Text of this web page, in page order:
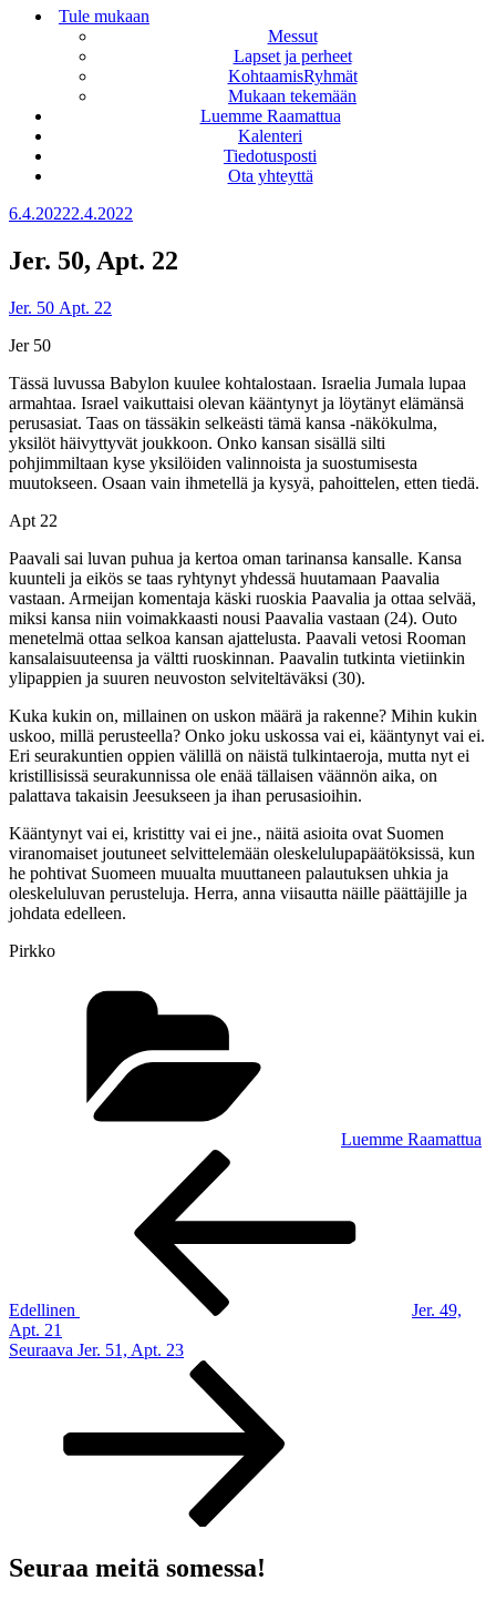
Tule mukaan
Messut
Lapset ja perheet
KohtaamisRyhmät
Mukaan tekemään
Luemme Raamattua
Kalenteri
Tiedotusposti
Ota yhteyttä
Julkaistu
6.4.20222.4.2022
Jer. 50, Apt. 22
Jer. 50 Apt. 22
Jer 50
Tässä luvussa Babylon kuulee kohtalostaan. Israelia Jumala lupaa
armahtaa. Israel vaikuttaisi olevan kääntynyt ja löytänyt elämänsä
perusasiat. Taas on tässäkin selkeästi tämä kansa -näkökulma,
yksilöt häivyttyvät joukkoon. Onko kansan sisällä silti
pohjimmiltaan kyse yksilöiden valinnoista ja suostumisesta
muutokseen. Osaan vain ihmetellä ja kysyä, pahoittelen, etten tiedä.
Apt 22
Paavali sai luvan puhua ja kertoa oman tarinansa kansalle. Kansa
kuunteli ja eikös se taas ryhtynyt yhdessä huutamaan Paavalia
vastaan. Armeijan komentaja käski ruoskia Paavalia ja ottaa selvää,
miksi kansa niin voimakkaasti nousi Paavalia vastaan (24). Outo
menetelmä ottaa selkoa kansan ajattelusta. Paavali vetosi Rooman
kansalaisuuteensa ja vältti ruoskinnan. Paavalin tutkinta vietiinkin
ylipappien ja suuren neuvoston selviteltäväksi (30).
Kuka kukin on, millainen on uskon määrä ja rakenne? Mihin kukin
uskoo, millä perusteella? Onko joku uskossa vai ei, kääntynyt vai ei.
Eri seurakuntien oppien välillä on näistä tulkintaeroja, mutta nyt ei
kristillisissä seurakunnissa ole enää tällaisen väännön aika, on
palattava takaisin Jeesukseen ja ihan perusasioihin.
Kääntynyt vai ei, kristitty vai ei jne., näitä asioita ovat Suomen
viranomaiset joutuneet selvittelemään oleskelulupapäätöksissä, kun
he pohtivat Suomeen muualta muuttaneen palautuksen uhkia ja
oleskeluluvan perusteluja. Herra, anna viisautta näille päättäjille ja
johdata edelleen.
Pirkko
Luemme Raamattua
Edellinen
Jer. 49,
Apt. 21
Seuraava
Seuraava Jer. 51, Apt. 23
Seuraa meitä somessa!